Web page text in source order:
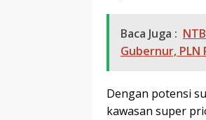
Baca Juga :
Gubernur, PLN
Dengan potensi
kawasan super